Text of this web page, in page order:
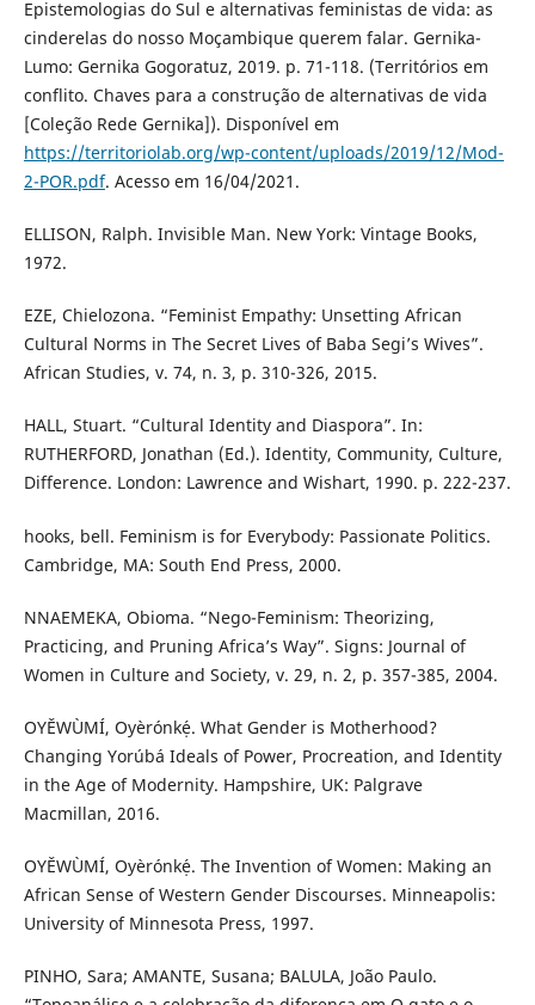
Epistemologias do Sul e alternativas feministas de vida: as
cinderelas do nosso Moçambique querem falar. Gernika-
Lumo: Gernika Gogoratuz, 2019. p. 71-118. (Territórios em
conflito. Chaves para a construção de alternativas de vida
[Coleção Rede Gernika]). Disponível em
https://territoriolab.org/wp-content/uploads/2019/12/Mod-
2-POR.pdf. Acesso em 16/04/2021.
ELLISON, Ralph. Invisible Man. New York: Vintage Books,
1972.
EZE, Chielozona. “Feminist Empathy: Unsetting African
Cultural Norms in The Secret Lives of Baba Segi’s Wives”.
African Studies, v. 74, n. 3, p. 310-326, 2015.
HALL, Stuart. “Cultural Identity and Diaspora”. In:
RUTHERFORD, Jonathan (Ed.). Identity, Community, Culture,
Difference. London: Lawrence and Wishart, 1990. p. 222-237.
hooks, bell. Feminism is for Everybody: Passionate Politics.
Cambridge, MA: South End Press, 2000.
NNAEMEKA, Obioma. “Nego-Feminism: Theorizing,
Practicing, and Pruning Africa’s Way”. Signs: Journal of
Women in Culture and Society, v. 29, n. 2, p. 357-385, 2004.
OYĚWÙMÍ, Oyèrónkẹ́. What Gender is Motherhood?
Changing Yorúbá Ideals of Power, Procreation, and Identity
in the Age of Modernity. Hampshire, UK: Palgrave
Macmillan, 2016.
OYĚWÙMÍ, Oyèrónkẹ́. The Invention of Women: Making an
African Sense of Western Gender Discourses. Minneapolis:
University of Minnesota Press, 1997.
PINHO, Sara; AMANTE, Susana; BALULA, João Paulo.